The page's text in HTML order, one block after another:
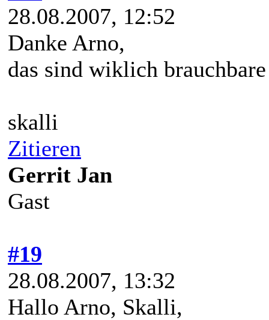
28.08.2007, 12:52
Danke Arno,
das sind wiklich
skalli
Zitieren
Gerrit Jan
Gast
#19
28.08.2007, 13:32
Hallo Arno, Skalli,